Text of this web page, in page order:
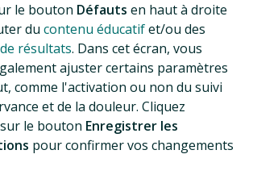
le bouton Défauts en haut à droite
du contenu éducatifet/ou des
résultats. Dans cet écran, vous
ajuster certains paramètres
comme l'activation ou non du suivi
et de la douleur. Cliquez
le bouton Enregistrer les
pour confirmer vos changements